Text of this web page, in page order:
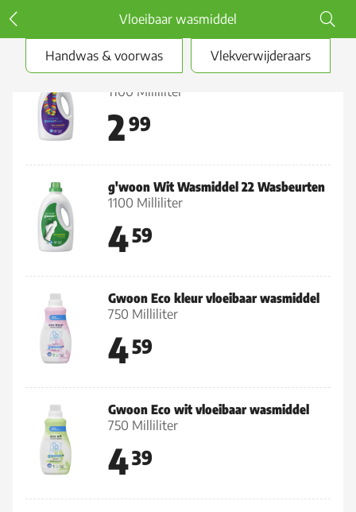
Vloeibaar wasmiddel
Handwas & voorwas
Vlekverwijderaars
G'woon Vloeibaar wasmiddel Kleur
1100 Milliliter
299
g'woon Wit Wasmiddel 22 Wasbeurten
1100 Milliliter
459
Gwoon Eco kleur vloeibaar wasmiddel
750 Milliliter
459
Gwoon Eco wit vloeibaar wasmiddel
750 Milliliter
439